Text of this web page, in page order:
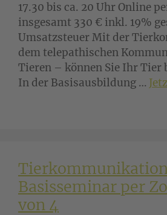
17.30 bis ca. 20 Uhr Online
insgesamt 330 € inkl. 19%
Umsatzsteuer Mit der
dem telepathischen
Tieren – können Sie Ihr Tier
In der Basisausbildung …
Basisseminar per
von 4